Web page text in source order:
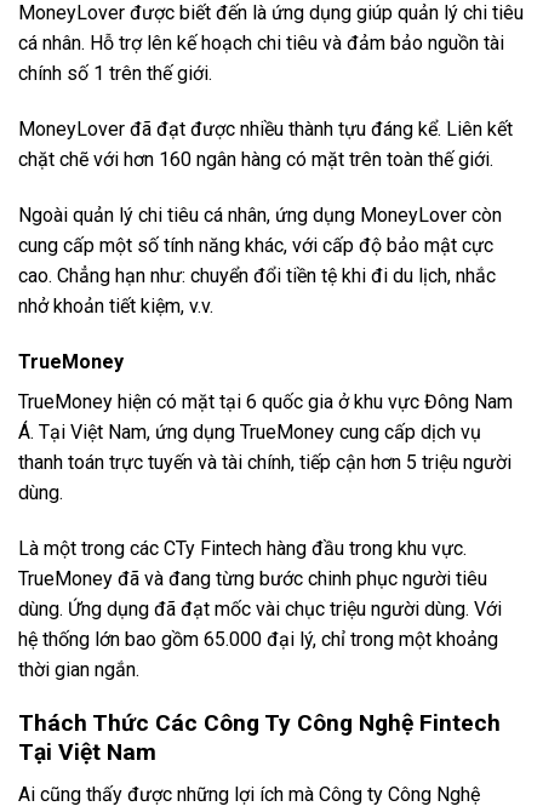
MoneyLover được biết đến là ứng dụng giúp quản lý chi tiêu
cá nhân. Hỗ trợ lên kế hoạch chi tiêu và đảm bảo nguồn tài
chính số 1 trên thế giới.
MoneyLover đã đạt được nhiều thành tựu đáng kể. Liên kết
chặt chẽ với hơn 160 ngân hàng có mặt trên toàn thế giới.
Ngoài quản lý chi tiêu cá nhân, ứng dụng MoneyLover còn
cung cấp một số tính năng khác, với cấp độ bảo mật cực
cao. Chẳng hạn như: chuyển đổi tiền tệ khi đi du lịch, nhắc
nhở khoản tiết kiệm, v.v.
TrueMoney
TrueMoney hiện có mặt tại 6 quốc gia ở khu vực Đông Nam
Á. Tại Việt Nam, ứng dụng TrueMoney cung cấp dịch vụ
thanh toán trực tuyến và tài chính, tiếp cận hơn 5 triệu người
dùng.
Là một trong các CTy Fintech hàng đầu trong khu vực.
TrueMoney đã và đang từng bước chinh phục người tiêu
dùng. Ứng dụng đã đạt mốc vài chục triệu người dùng. Với
hệ thống lớn bao gồm 65.000 đại lý, chỉ trong một khoảng
thời gian ngắn.
Thách Thức Các Công Ty Công Nghệ Fintech
Tại Việt Nam
Ai cũng thấy được những lợi ích mà Công ty Công Nghệ